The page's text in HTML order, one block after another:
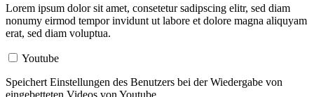
Lorem ipsum dolor sit amet, consetetur sadipscing elitr, sed diam
nonumy eirmod tempor invidunt ut labore et dolore magna aliquyam
erat, sed diam voluptua.
Youtube
Speichert Einstellungen des Benutzers bei der Wiedergabe von